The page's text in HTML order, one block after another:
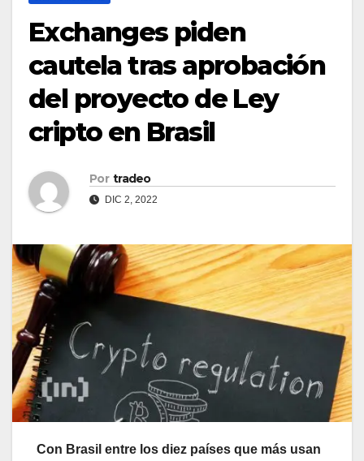
Exchanges piden
cautela tras aprobación
del proyecto de Ley
cripto en Brasil
Por tradeo
DIC 2, 2022
Con Brasil entre los diez países que más usan